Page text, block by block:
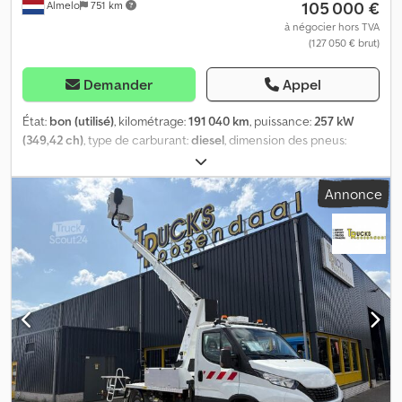
conditions générales de vente de Heinhuis et la confirmation
que vous en avez pris connaissance. Nos prix sont des prix nets à
l'exportation. = Informations complémentaires = Type de
transmission : Roues PTAC : 7 490 kg Marquage CE : oui =
Informations sur l'entreprise = Pour plus d'informations :
Almelo 751 km 105 000 €
à négocier hors TVA
(127 050 € brut)
Demander Appel
État: bon (utilisé), kilométrage:191 040 km, puissance:257 kW
(349,42 ch), type de carburant:diesel, dimension des pneus:
, configuration d'essieux:
couleur:blanc, type d'engrenage:mécanique, nombre de
vitesses:8, suspension: , longueur totale:12 000 mm,
largeur totale:
2 550 mm , hauteur totale:3 850 mm, charge
admissible sur essieu (essieu 1):7 500 kg, charge maximale
autorisée par essieu (essieu 2):11 500 kg
, charge d'essieu
autorisée (essieu 3): 7 499 kg , Année de construction:2006,
Équipement:airbag, climatisation, direction assistée, régulation
électrique des vitres, verrouillage centralisé
, = Options et
accessoires supplémentaires = - Phares de travail arrière - Phares
de travail avant - Rétroviseurs chauffants - Cabine fermée -
Chauffage - Climatisation - Sièges à suspension pneumatique -
Radio/Lecteur CD - Prise de force (PTO) = Remarques = Iveco
Annonce